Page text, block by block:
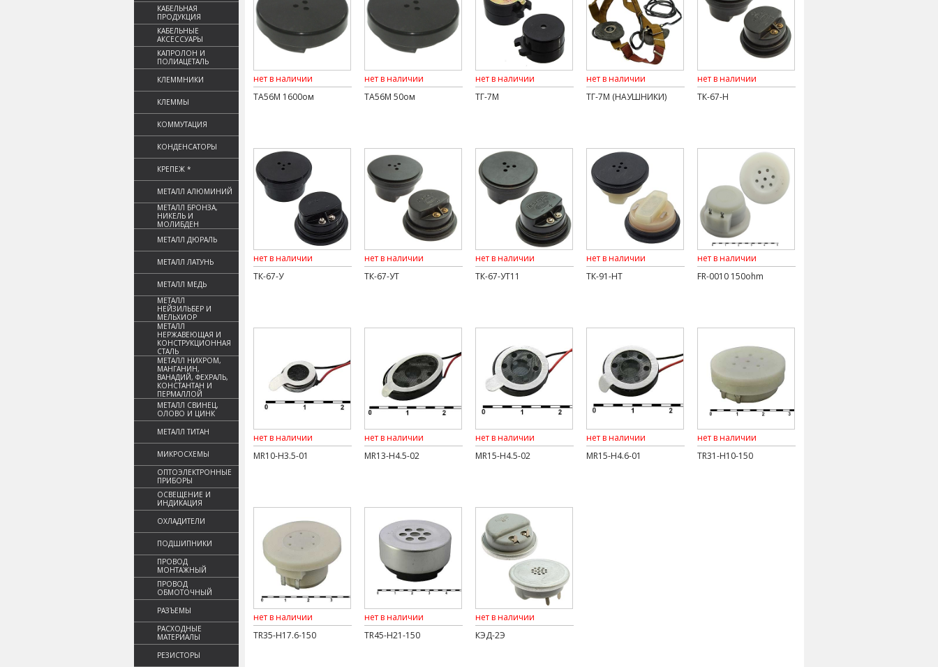
КАБЕЛЬНАЯ
ПРОДУКЦИЯ
КАБЕЛЬНЫЕ
АКСЕССУАРЫ
КАПРОЛОН И
ПОЛИАЦЕТАЛЬ
КЛЕММНИКИ
КЛЕММЫ
КОММУТАЦИЯ
КОНДЕНСАТОРЫ
КРЕПЕЖ *
МЕТАЛЛ АЛЮМИНИЙ
МЕТАЛЛ БРОНЗА,
НИКЕЛЬ И
МОЛИБДЕН
МЕТАЛЛ ДЮРАЛЬ
МЕТАЛЛ ЛАТУНЬ
МЕТАЛЛ МЕДЬ
МЕТАЛЛ
НЕЙЗИЛЬБЕР И
МЕЛЬХИОР
МЕТАЛЛ
НЕРЖАВЕЮЩАЯ И
КОНСТРУКЦИОННАЯ
СТАЛЬ
МЕТАЛЛ НИХРОМ,
МАНГАНИН,
ВАНАДИЙ, ФЕХРАЛЬ,
КОНСТАНТАН И
ПЕРМАЛЛОЙ
МЕТАЛЛ СВИНЕЦ,
ОЛОВО И ЦИНК
МЕТАЛЛ ТИТАН
МИКРОСХЕМЫ
ОПТОЭЛЕКТРОННЫЕ
ПРИБОРЫ
ОСВЕЩЕНИЕ И
ИНДИКАЦИЯ
ОХЛАДИТЕЛИ
ПОДШИПНИКИ
ПРОВОД
МОНТАЖНЫЙ
ПРОВОД
ОБМОТОЧНЫЙ
РАЗЪЕМЫ
РАСХОДНЫЕ
МАТЕРИАЛЫ
РЕЗИСТОРЫ
нет в наличии
ТА56М 1600ом
нет в наличии
ТА56М 50ом
нет в наличии
ТГ-7М
нет в наличии
ТГ-7М (НАУШНИКИ)
нет в наличии
ТК-67-Н
нет в наличии
ТК-67-У
нет в наличии
ТК-67-УТ
нет в наличии
ТК-67-УТ11
нет в наличии
ТК-91-НТ
нет в наличии
FR-0010 150ohm
нет в наличии
MR10-H3.5-01
нет в наличии
MR13-H4.5-02
нет в наличии
MR15-H4.5-02
нет в наличии
MR15-H4.6-01
нет в наличии
TR31-H10-150
нет в наличии
TR35-H17.6-150
нет в наличии
TR45-H21-150
нет в наличии
КЭД-2Э